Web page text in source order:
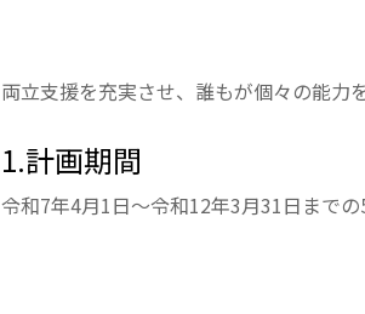
両立支援を充実させ、誰もが個々の能力
1.計画期間
令和7年4月1日～令和12年3月31日までの